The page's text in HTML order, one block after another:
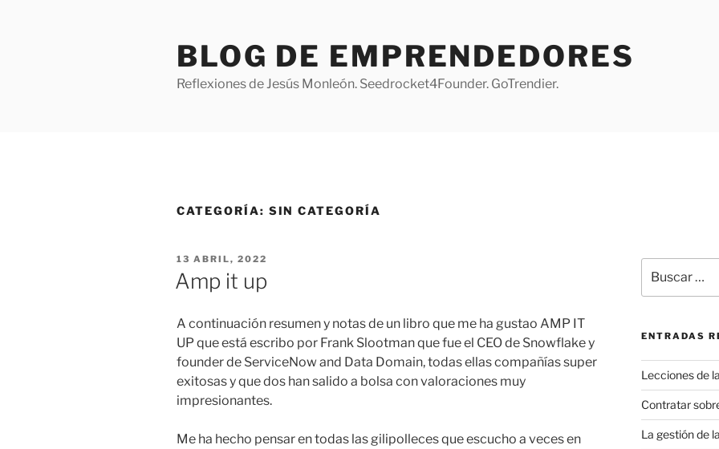
BLOG DE EMPRENDEDORES
Reflexiones de Jesús Monleón. Seedrocket4Founder. GoTrendier.
CATEGORÍA: SIN CATEGORÍA
PUBLICADO
EL
13 ABRIL, 2022
Amp it up
A continuación resumen y notas de un libro que me ha gustao AMP IT
UP que está escribo por Frank Slootman que fue el CEO de Snowflake y
founder de ServiceNow and Data Domain, todas ellas compañías super
exitosas y que dos han salido a bolsa con valoraciones muy
impresionantes.
Me ha hecho pensar en todas las gilipolleces que escucho a veces en
por:
ENTRADAS
Lecciones de
Contratar
La gestión de